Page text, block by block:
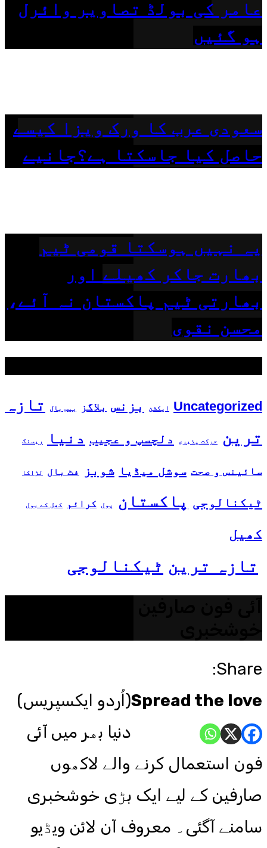
عامر کی بولڈ تصاویر وائرل
ہو گئیں
سعودی عرب کا ورک ویزا کیسے
حاصل کیا جاسکتا ہے؟جانیے
یہ نہیں ہوسکتا قومی ٹیم
بھارت جاکر کھیلے اور
بھارتی ٹیم پاکستان نہ آئے،
محسن نقوی
Uncategorized ایکشن بزنس بلاگز بیس بال
تازہ
ترین
حرکت پذیری دلچسپ و عجیب دنیا ریسنگ
سائینس و صحت سوشل میڈیا شوبز فٹ بال لڑاکا
ٹیکنالوجی پاکستان پول کرائم کھل کے بول
کھیل
تازہ ترین ٹیکنالوجی
Share:
Spread the love(اُردو ایکسپریس)
دنیا بھر میں آئی
فون استعمال کرنے والے لاکھوں
صارفین کے لیے ایک بڑی خوشخبری
سامنے آگئی۔ معروف آن لائن ویڈیو